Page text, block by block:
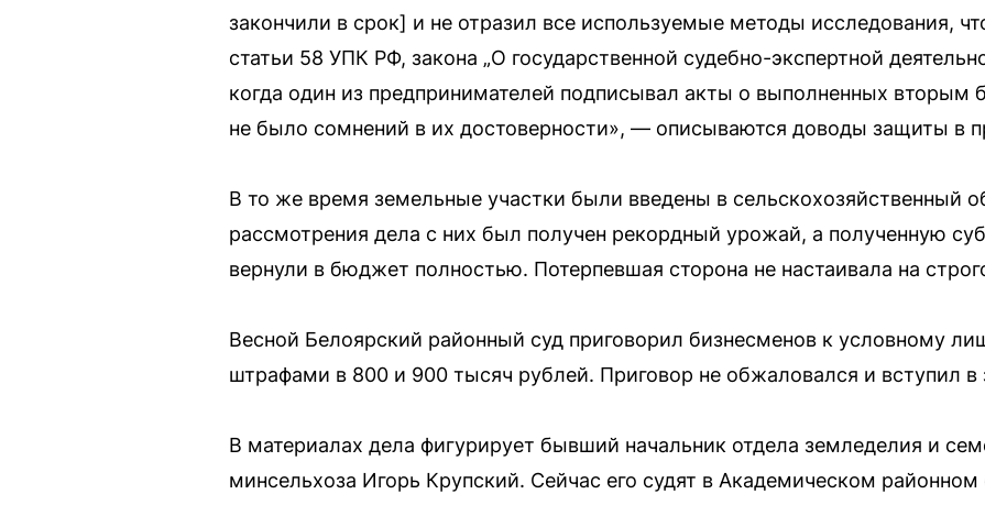
закончили в срок] и не отразил все используемые методы исследования,
статьи 58 УПК РФ, закона „О государственной судебно-экспертной
когда один из предпринимателей подписывал акты о выполненных вторым
не было сомнений в их достоверности», — описываются доводы защиты в
В то же время земельные участки были введены в сельскохозяйственный
рассмотрения дела с них был получен рекордный урожай, а полученную
вернули в бюджет полностью. Потерпевшая сторона не настаивала на
Весной Белоярский районный суд приговорил бизнесменов к условному
штрафами в 800 и 900 тысяч рублей. Приговор не обжаловался и вступил в
В материалах дела фигурирует бывший начальник отдела земледелия и
минсельхоза Игорь Крупский. Сейчас его судят в Академическом районном